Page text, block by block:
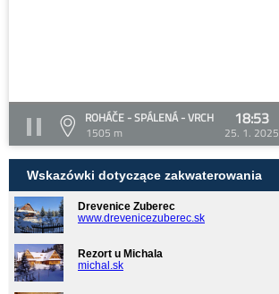
ROHÁČE - SPÁLENÁ - VRCH
1505 m
18:53
25. 1. 2025
Wskazówki dotyczące zakwaterowania
Drevenice Zuberec
www.drevenicezuberec.sk
Rezort u Michala
michal.sk